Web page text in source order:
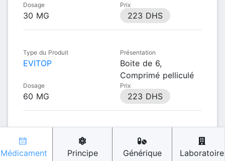
Dosage
30 MG
Prix
223 DHS
Type du Produit
EVITOP
Présentation
Boite de 6,
Comprimé pelliculé
Dosage
60 MG
Prix
223 DHS
Médicament Principe Générique Laboratoire